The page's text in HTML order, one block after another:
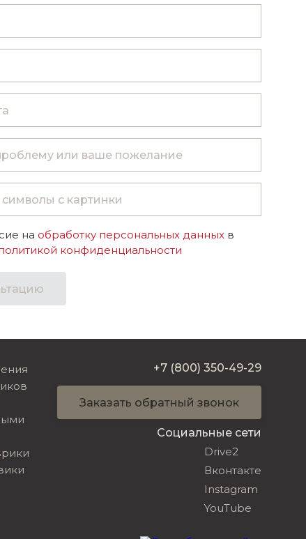
на обработку персональных данных в
конфиденциальности
+7 (800) 350-49-29
Заказать обратный звонок
Социальные сети
Drive2
Вконтакте
Instagram
YouTube